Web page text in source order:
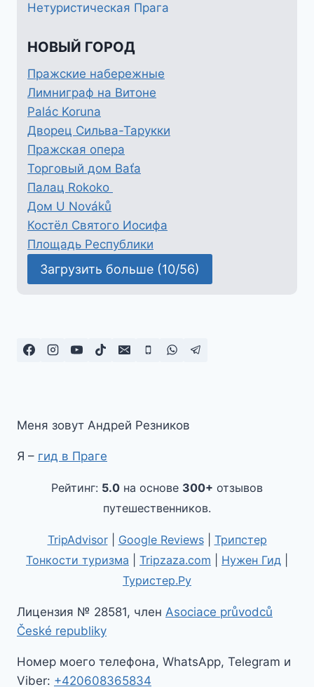
Нетуристическая Прага
НОВЫЙ ГОРОД
Пражские набережные
Лимниграф на Витоне
Palác Koruna
Дворец Сильва-Тарукки
Пражская опера
Торговый дом Baťa
Палац Rokoko
Дом U Nováků
Костёл Святого Иосифа
Площадь Республики
Загрузить больше (10/56)
Меня зовут Андрей Резников
Я – гид в Праге
Рейтинг: 5.0 на основе 300+ отзывов
путешественников.
TripAdvisor| Google Reviews| Трипстер
Тонкости туризма
Tripzaza.com Нужен Гид
Туристер.Ру
Лицензия № 28581, член Asociace průvodců
České republiky
Номер моего телефона, WhatsApp, Telegram и
Viber: +420608365834